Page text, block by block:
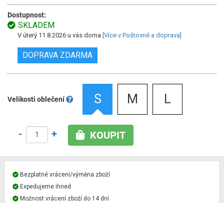
Dostupnost:
SKLADEM
V úterý 11.8.2026 u vás doma [Více v Poštovné a doprava]
DOPRAVA ZDARMA
Velikosti oblečení S M L
- + KOUPIT
Bezplatné vrácení/výměna zboží
Expedujeme ihned
Možnost vrácení zboží do 14 dní